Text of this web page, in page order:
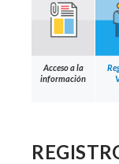
Acceso a la
información